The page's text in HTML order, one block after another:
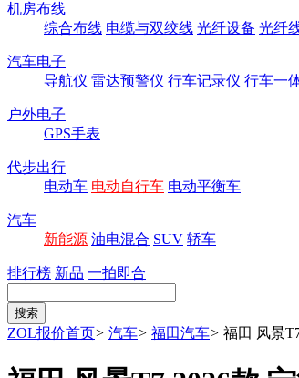
机房布线
综合布线 电缆与双绞线 光纤设备 光纤
汽车电子
导航仪 雷达预警仪 行车记录仪 行车一
户外电子
GPS手表
代步出行
电动车 电动自行车 电动平衡车
汽车
新能源 油电混合 SUV 轿车
排行榜 新品 一拍即合
ZOL报价首页> 汽车> 福田汽车> 福田 风景